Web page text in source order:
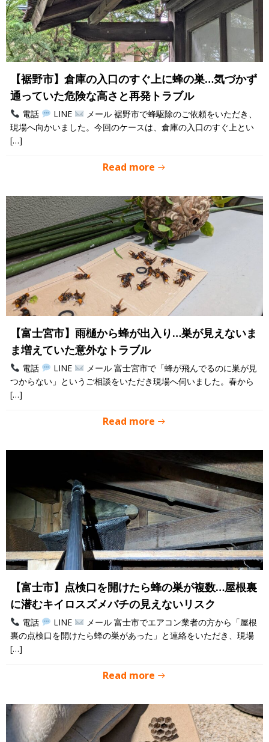
【裾野市】倉庫の入口のすぐ上に蜂の巣…気づかず
通っていた危険な高さと再発トラブル
電話 LINE
メール 裾野市で蜂駆除のご依頼をいただき、
現場へ向かいました。今回のケースは、倉庫の入口のすぐ上とい
[…]
Read more
【富士宮市】雨樋から蜂が出入り…巣が見えないま
ま増えていた意外なトラブル
電話 LINE
メール 富士宮市で「蜂が飛んでるのに巣が見
つからない」というご相談をいただき現場へ伺いました。春から
[…]
Read more
【富士市】点検口を開けたら蜂の巣が複数…屋根裏
に潜むキイロスズメバチの見えないリスク
電話 LINE
メール 富士市でエアコン業者の方から「屋根
裏の点検口を開けたら蜂の巣があった」と連絡をいただき、現場
[…]
Read more